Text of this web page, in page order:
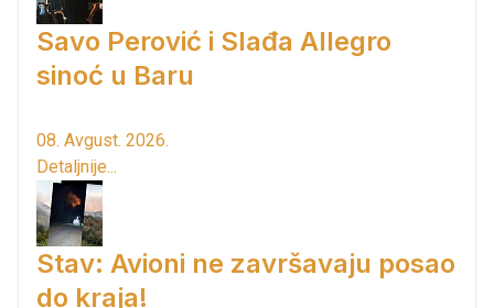
Savo Perović i Slađa Allegro
sinoć u Baru
08. Avgust. 2026.
Detaljnije...
Stav: Avioni ne završavaju posao
do kraja!